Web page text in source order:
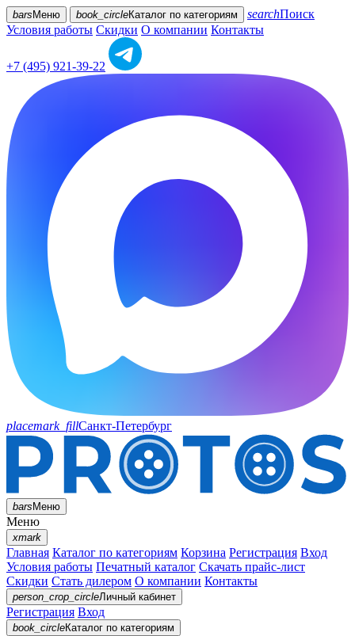
bars Меню book_circleКаталог по категориям searchПоиск
Условия работы Скидки О компании Контакты
+7 (495) 921-39-22
placemark_fillСанкт-Петербург
barsМеню
Меню
xmark
Главная Каталог по категориям Корзина Регистрация Вход
Условия работы Печатный каталог Скачать прайс-лист
Скидки Стать дилером О компании Контакты
person_crop_circleЛичный кабинет
Регистрация Вход
book_circleКаталог по категориям